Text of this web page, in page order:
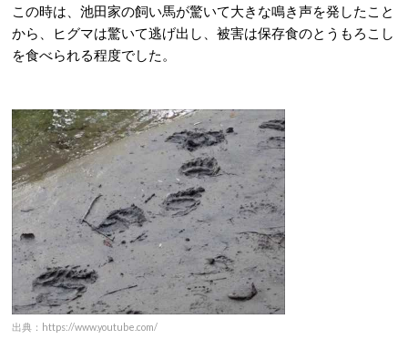
この時は、池田家の飼い馬が驚いて大きな鳴き声を発したこと
から、ヒグマは驚いて逃げ出し、被害は保存食のとうもろこし
を食べられる程度でした。
出典：https://www.youtube.com/